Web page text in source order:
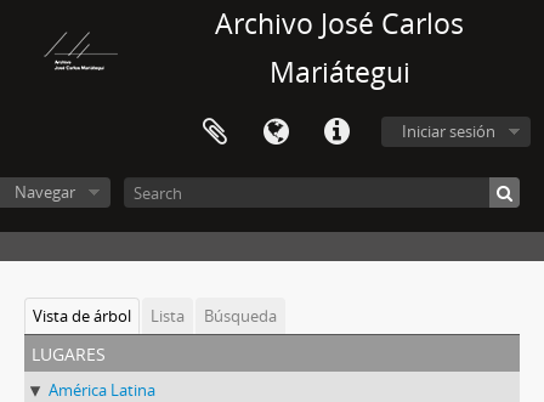
Archivo José Carlos
Mariátegui
Iniciar sesión
Navegar
Vista de árbol Lista Búsqueda
lugares
América Latina